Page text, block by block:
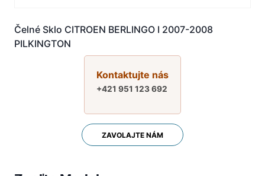
Čelné Sklo CITROEN BERLINGO I 2007-2008
PILKINGTON
Kontaktujte nás
+421 951 123 692
ZAVOLAJTE NÁM